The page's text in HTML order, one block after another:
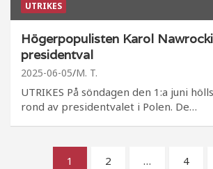
UTRIKES
Högerpopulisten Karol
presidentval
2025-06-05 M. T.
UTRIKES På söndagen den 1:a juni
rond av presidentvalet i Polen. De…
Sidnumrering
1 2 … 4